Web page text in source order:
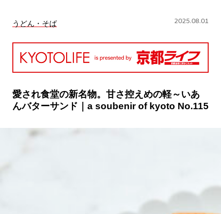
MAIN MENU
SERIES
カレーが好き
京都おやつクラブ
うどん・そば 2025.08.01
愛され食堂の新名物。甘さ控えめの軽～いあ
んバターサンド｜a soubenir of kyoto No.115